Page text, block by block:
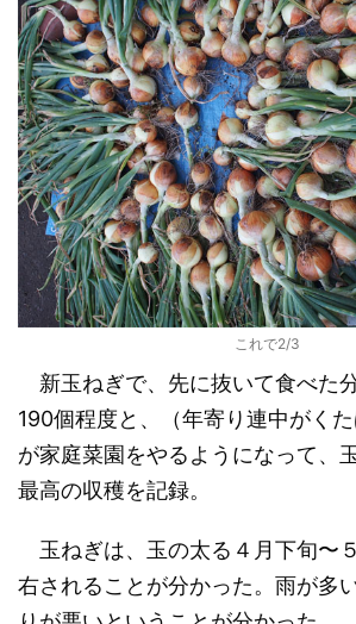
これで2/3
新玉ねぎで、先に抜いて食べた
190個程度と、（年寄り連中がく
が家庭菜園をやるようになって、
最高の収穫を記録。
玉ねぎは、玉の太る４月下旬〜
右されることが分かった。雨が多